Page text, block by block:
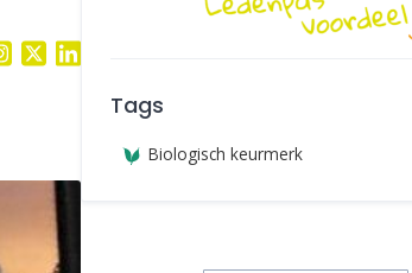
Tags
Biologisch keurmerk